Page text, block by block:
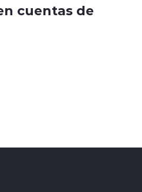
cuentas de